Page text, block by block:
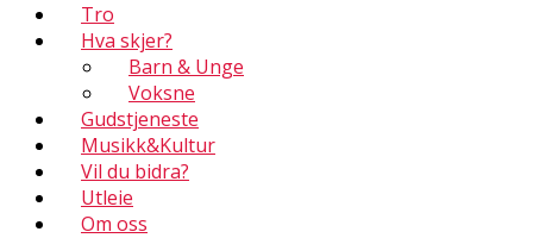
Tro
Hva skjer?
Barn & Unge
Voksne
Gudstjeneste
Musikk&Kultur
Vil du bidra?
Utleie
Om oss